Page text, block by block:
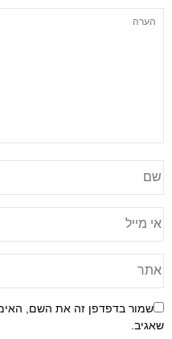
שמור בדפדפן זה את השם,
שאגיב.